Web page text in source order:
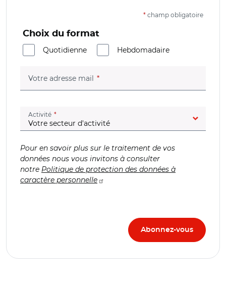
* champ obligatoire
Choix du format
Quotidienne
Hebdomadaire
Votre adresse mail (champ obligatoire)
Activité (champ obligatoire)
Pour en savoir plus sur le traitement de vos
données nous vous invitons à consulter
notre Politique de protection des données à
caractère personnelle